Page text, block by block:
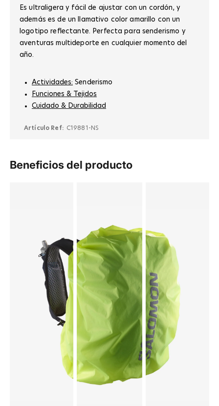
Es ultraligera y fácil de ajustar con un cordón, y
además es de un llamativo color amarillo con un
logotipo reflectante. Perfecta para senderismo y
aventuras multideporte en cualquier momento del
año.
Actividades: Senderismo
Funciones & Tejidos
Cuidado & Durabilidad
Artículo Ref: C19881-NS
Beneficios del producto